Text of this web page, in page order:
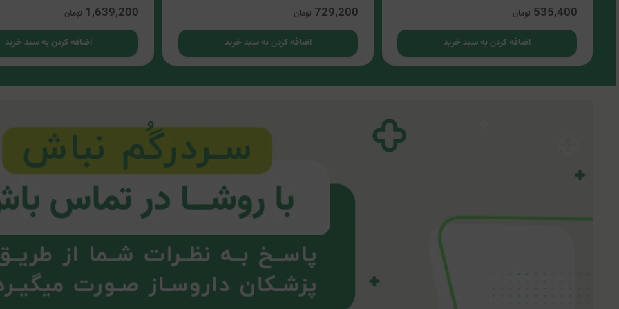
535,400 تومان
اضافه کردن به سبد خرید
729,200 تومان
اضافه کردن به سبد خرید
1,639,200 تومان
اضافه کردن به سبد خرید